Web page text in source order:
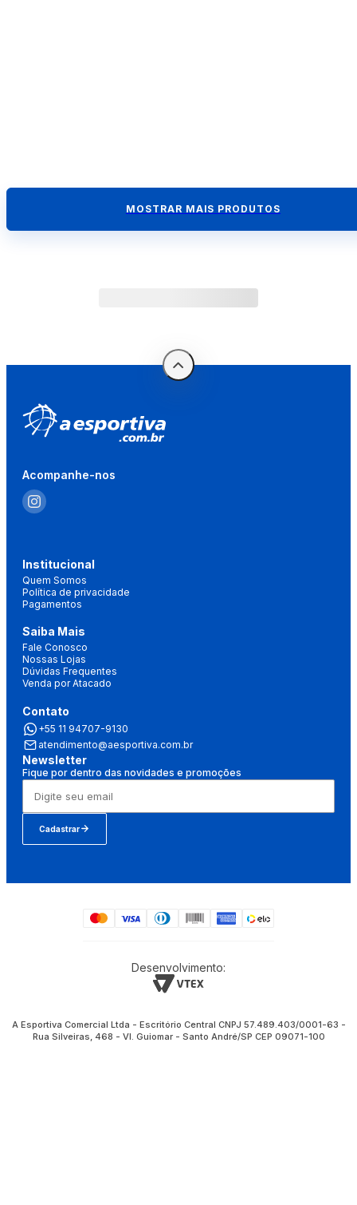
MOSTRAR MAIS PRODUTOS
Acompanhe-nos
Institucional
Quem Somos
Política de privacidade
Pagamentos
Saiba Mais
Fale Conosco
Nossas Lojas
Dúvidas Frequentes
Venda por Atacado
Contato
+55 11 94707-9130
atendimento@aesportiva.com.br
Newsletter
Fique por dentro das novidades e promoções
Cadastrar
Desenvolvimento:
A Esportiva Comercial Ltda - Escritório Central CNPJ 57.489.403/0001-63 -
Rua Silveiras, 468 - Vl. Guiomar - Santo André/SP CEP 09071-100